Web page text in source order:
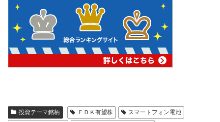
投資テーマ銘柄 ＦＤＫ有望株
スマートフォン電池